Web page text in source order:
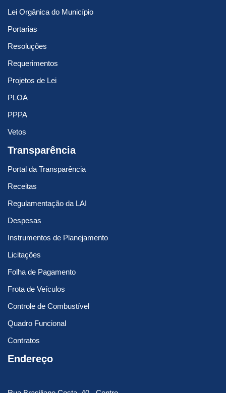
Lei Orgânica do Município
Portarias
Resoluções
Requerimentos
Projetos de Lei
PLOA
PPPA
Vetos
Transparência
Portal da Transparência
Receitas
Regulamentação da LAI
Despesas
Instrumentos de Planejamento
Licitações
Folha de Pagamento
Frota de Veículos
Controle de Combustível
Quadro Funcional
Contratos
Endereço